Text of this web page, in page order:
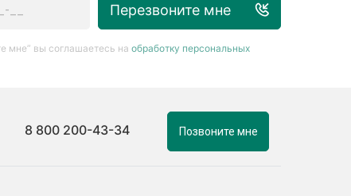
Перезвоните мне
мне” вы соглашаетесь на обработку персональных
8 800 200-43-34 Позвоните мне